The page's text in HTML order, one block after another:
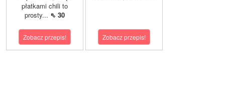
płatkami chili to
prosty... ⇖ 30
Zobacz przepis! Zobacz przepis!